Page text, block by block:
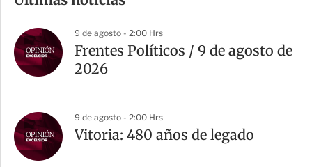
p
a
r
t
9 de agosto - 2:00 Hrs
Frentes Políticos / 9 de agosto de
2026
9 de agosto - 2:00 Hrs
Vitoria: 480 años de legado